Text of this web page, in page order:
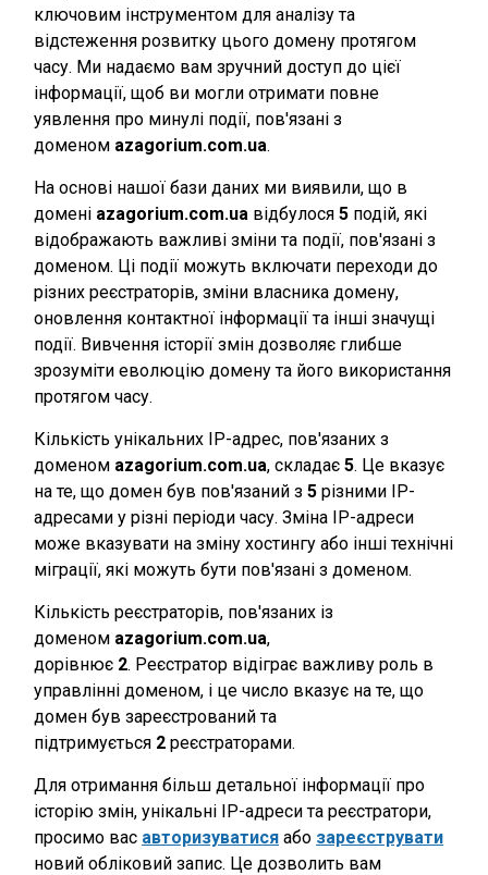
ключовим інструментом для аналізу та
відстеження розвитку цього домену протягом
часу. Ми надаємо вам зручний доступ до цієї
інформації, щоб ви могли отримати повне
уявлення про минулі події, пов'язані з
доменом azagorium.com.ua.
На основі нашої бази даних ми виявили, що в
домені azagorium.com.ua відбулося 5 подій, які
відображають важливі зміни та події, пов'язані з
доменом. Ці події можуть включати переходи до
різних реєстраторів, зміни власника домену,
оновлення контактної інформації та інші значущі
події. Вивчення історії змін дозволяє глибше
зрозуміти еволюцію домену та його використання
протягом часу.
Кількість унікальних IP-адрес, пов'язаних з
доменом azagorium.com.ua, складає 5. Це вказує
на те, що домен був пов'язаний з 5 різними IP-
адресами у різні періоди часу. Зміна IP-адреси
може вказувати на зміну хостингу або інші технічні
міграції, які можуть бути пов'язані з доменом.
Кількість реєстраторів, пов'язаних із
доменом azagorium.com.ua,
дорівнює 2. Реєстратор відіграє важливу роль в
управлінні доменом, і це число вказує на те, що
домен був зареєстрований та
підтримується 2 реєстраторами.
Для отримання більш детальної інформації про
історію змін, унікальні IP-адреси та реєстратори,
просимо вас авторизуватися або зареєструвати
новий обліковий запис. Це дозволить вам